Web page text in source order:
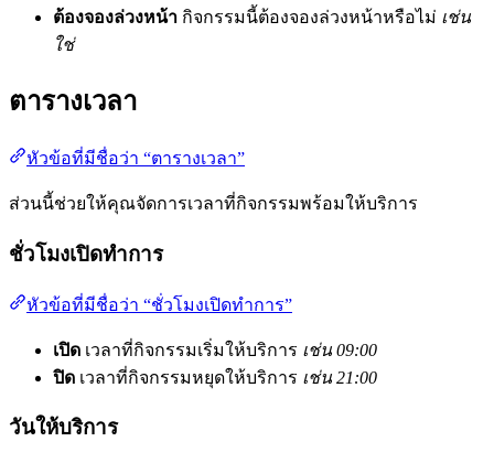
ต้องจองล่วงหน้า กิจกรรมนี้ต้องจองล่วงหน้าหรือไม่ เช่น
ใช่
ตารางเวลา
หัวข้อที่มีชื่อว่า “ตารางเวลา”
ส่วนนี้ช่วยให้คุณจัดการเวลาที่กิจกรรมพร้อมให้บริการ
ชั่วโมงเปิดทำการ
หัวข้อที่มีชื่อว่า “ชั่วโมงเปิดทำการ”
เปิด เวลาที่กิจกรรมเริ่มให้บริการ เช่น 09:00
ปิด เวลาที่กิจกรรมหยุดให้บริการ เช่น 21:00
วันให้บริการ